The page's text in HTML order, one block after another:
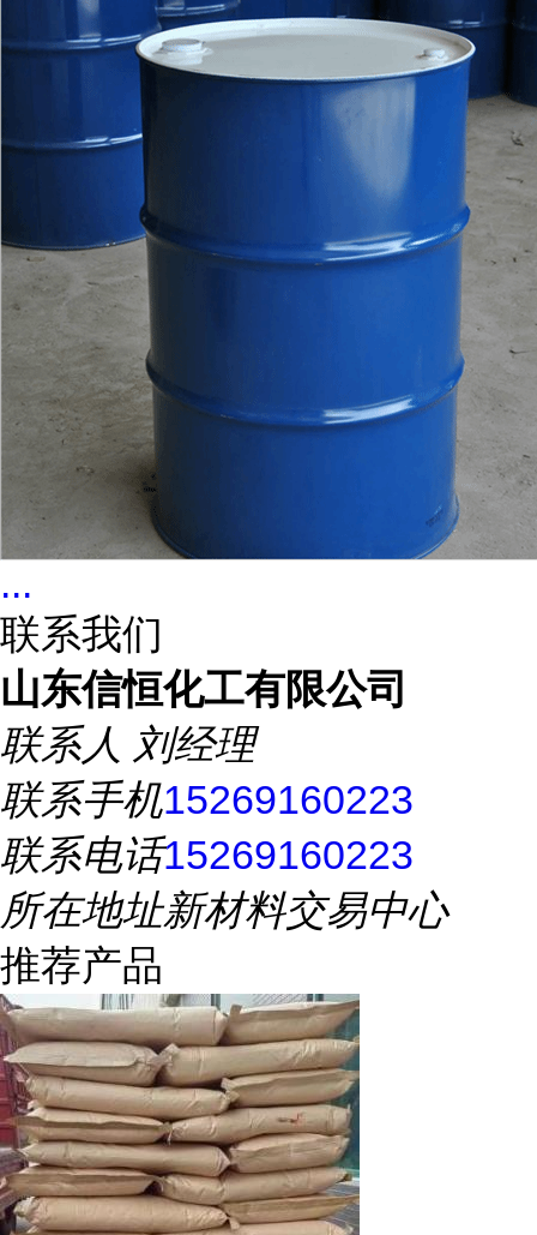
...
联系我们
山东信恒化工有限公司
联系人 刘经理
联系手机15269160223
联系电话15269160223
所在地址新材料交易中心
推荐产品